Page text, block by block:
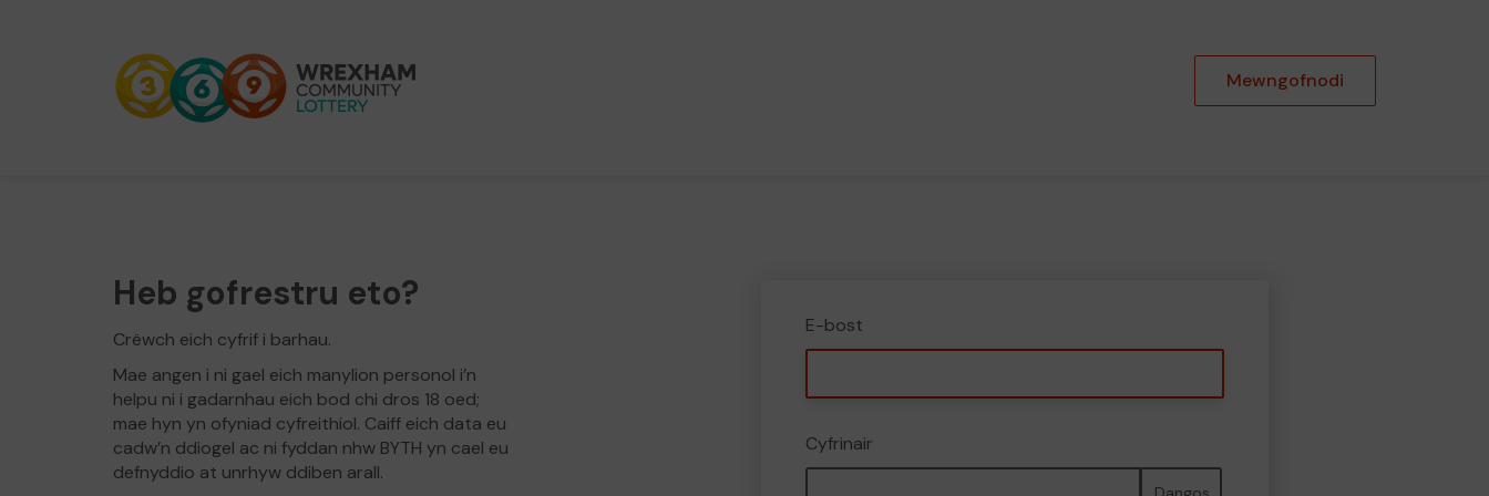
Mewngofnodi
Heb gofrestru eto?
Crëwch eich cyfrif i barhau.
Mae angen i ni gael eich manylion personol i’n
helpu ni i gadarnhau eich bod chi dros 18 oed;
mae hyn yn ofyniad cyfreithiol. Caiff eich data eu
cadw’n ddiogel ac ni fyddan nhw BYTH yn cael eu
defnyddio at unrhyw ddiben arall.
E-bost
Cyfrinair